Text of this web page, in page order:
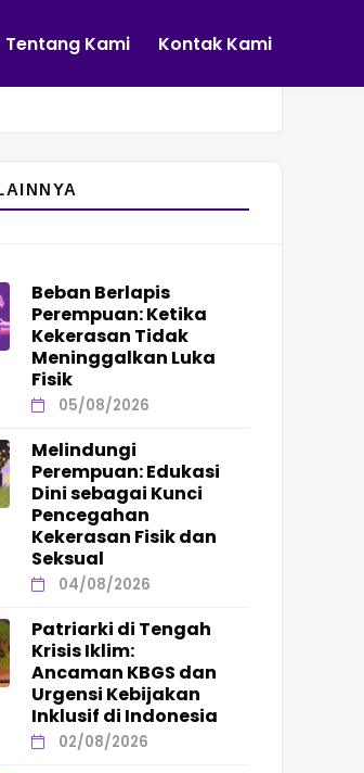
Tentang Kami Kontak Kami
Beban Berlapis
Perempuan: Ketika
Kekerasan Tidak
Meninggalkan Luka
Fisik
05/08/2026
Melindungi
Perempuan: Edukasi
Dini sebagai Kunci
Pencegahan
Kekerasan Fisik dan
Seksual
04/08/2026
Patriarki di Tengah
Krisis Iklim:
Ancaman KBGS dan
Urgensi Kebijakan
Inklusif di Indonesia
02/08/2026